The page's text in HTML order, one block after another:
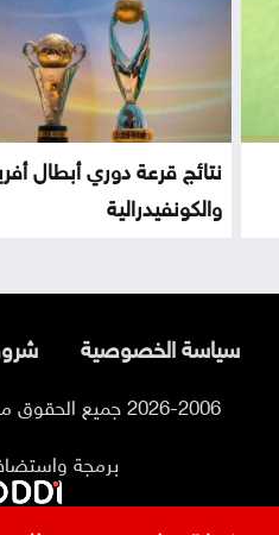
نتائج قرعة دوري أبطال
والكونفيدرالية
سياسة الخصوصية
2026-2006 جميع الحقوق محفوظة لموقع السوسنة
برمجة